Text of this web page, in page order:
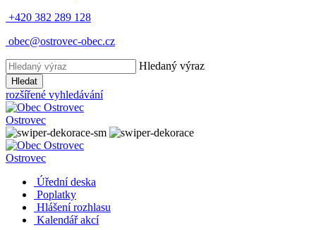
+420 382 289 128
obec@ostrovec-obec.cz
Hledaný výraz
Hledat
rozšířené vyhledávání
Ostrovec
Ostrovec
Úřední deska
Poplatky
Hlášení rozhlasu
Kalendář akcí